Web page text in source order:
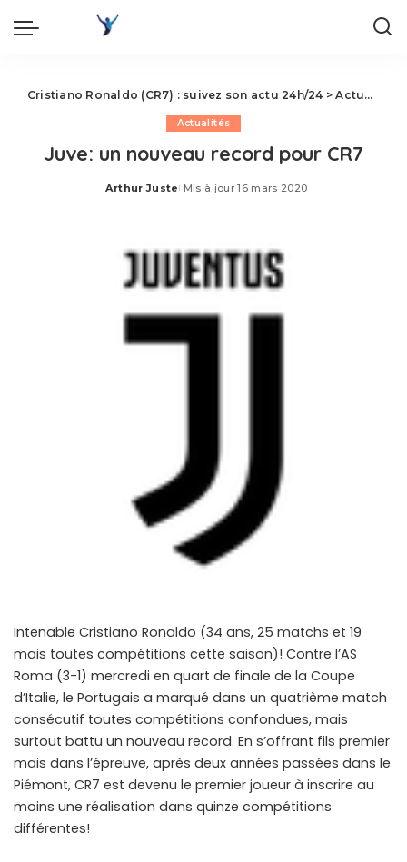
Cristiano Ronaldo (CR7) : suivez son actu 24h/24 >Actualités
Actualités
Juve: un nouveau record pour CR7
Posted
Arthur Juste Mis à jour 16 mars 2020
Intenable Cristiano Ronaldo (34 ans, 25 matchs et 19
mais toutes compétitions cette saison)! Contre l’AS
Roma (3-1) mercredi en quart de finale de la Coupe
d’Italie, le Portugais a marqué dans un quatrième match
consécutif toutes compétitions confondues, mais
surtout battu un nouveau record. En s’offrant fils premier
mais dans l’épreuve, après deux années passées dans le
Piémont, CR7 est devenu le premier joueur à inscrire au
moins une réalisation dans quinze compétitions
différentes!